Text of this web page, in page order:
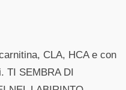
CLA, HCA e con
TI SEMBRA DI